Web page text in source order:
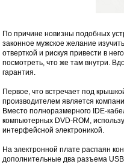
По причине новизны подобных
законное мужское желание
отверткой и рискуя привести в
посмотреть, что же там внутри.
гарантия.
Первое, что встречает под
производителем является
Вместо полноразмерного IDE-
компьютерных DVD-ROM,
интерфейсной электроникой.
На электронной плате распаян
дополнительные два разъема